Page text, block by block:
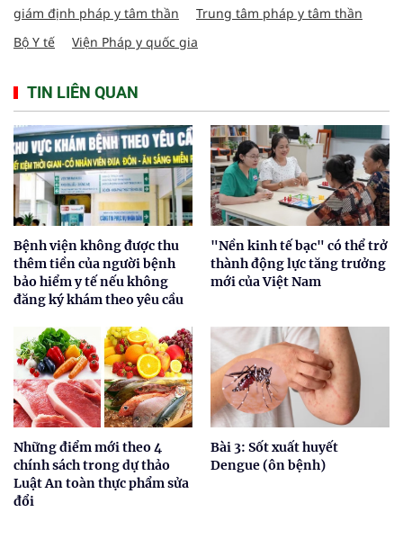
giám định pháp y tâm thần
Trung tâm pháp y tâm thần
Bộ Y tế
Viện Pháp y quốc gia
TIN LIÊN QUAN
Bệnh viện không được thu
thêm tiền của người bệnh
bảo hiểm y tế nếu không
đăng ký khám theo yêu cầu
"Nền kinh tế bạc" có thể trở
thành động lực tăng trưởng
mới của Việt Nam
Những điểm mới theo 4
chính sách trong dự thảo
Luật An toàn thực phẩm sửa
đổi
Bài 3: Sốt xuất huyết
Dengue (ôn bệnh)